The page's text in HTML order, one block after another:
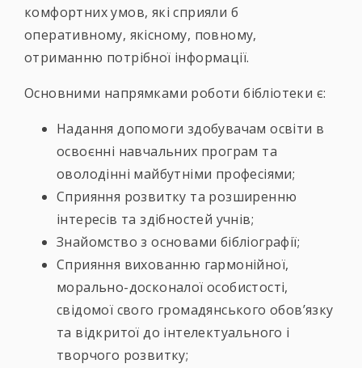
комфортних умов, які сприяли б
оперативному, якісному, повному,
отриманню потрібної інформації.
Основними напрямками роботи бібліотеки є:
Надання допомоги здобувачам освіти в
освоєнні навчальних програм та
оволодінні майбутніми професіями;
Сприяння розвитку та розширенню
інтересів та здібностей учнів;
Знайомство з основами бібліографії;
Сприяння вихованню гармонійної,
морально-досконалої особистості,
свідомої свого громадянського обов’язку
та відкритої до інтелектуального і
творчого розвитку;